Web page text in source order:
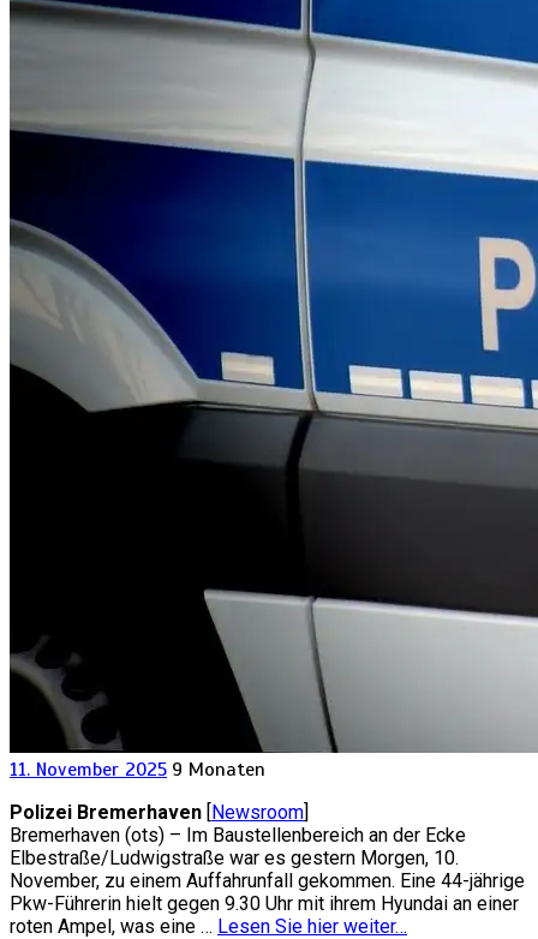
11. November 2025 9 Monaten
Polizei Bremerhaven [Newsroom]
Bremerhaven (ots) – Im Baustellenbereich an der Ecke
Elbestraße/Ludwigstraße war es gestern Morgen, 10.
November, zu einem Auffahrunfall gekommen. Eine 44-jährige
Pkw-Führerin hielt gegen 9.30 Uhr mit ihrem Hyundai an einer
roten Ampel, was eine … Lesen Sie hier weiter…